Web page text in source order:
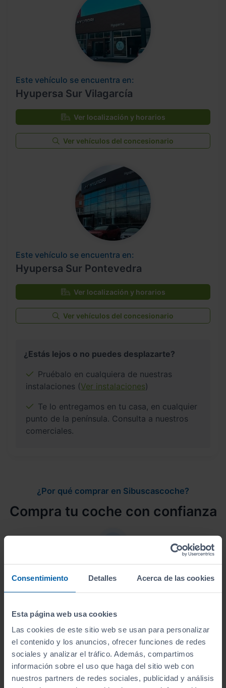
Consentimiento Detalles Acerca de las cookies
Esta página web usa cookies
Las cookies de este sitio web se usan para personalizar
el contenido y los anuncios, ofrecer funciones de redes
sociales y analizar el tráfico. Además, compartimos
información sobre el uso que haga del sitio web con
nuestros partners de redes sociales, publicidad y análisis
Este vehículo se encuentra en:
Hyupersa Sur Vilagarcía
Ver localización y horarios
Ver vehículos del concesionario
Este vehículo se encuentra en:
Hyupersa Sur Pontevedra
Ver localización y horarios
Ver vehículos del concesionario
¿Estás lejos o no puedes desplazarte?
Pruébalo en cualquiera de nuestras
instalaciones (Ver instalaciones)
Te lo entregamos en tu casa, en cualquier
punto de la península. Consulta a nuestros
comerciales.
¿Por qué comprar en Sibuscascoche?
Compra tu coche con confianza
Vehículos revisados
Revisión de250 puntos revisadospor nuestro
Kilometraje garantizado